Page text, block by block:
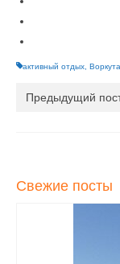
активный отдых Воркута
Предыдущий
Свежие посты